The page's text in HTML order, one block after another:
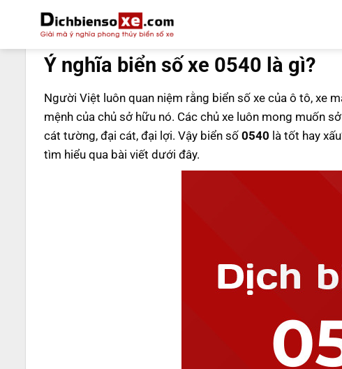
nội
Ý nghĩa biển số xe 0540 là gì?
Người Việt luôn quan niệm rằng biển số xe của ô tô, xe
mệnh của chủ sở hữu nó. Các chủ xe luôn mong muốn
cát tường, đại cát, đại lợi. Vậy biển số 0540 là tốt hay
tìm hiểu qua bài viết dưới đây.